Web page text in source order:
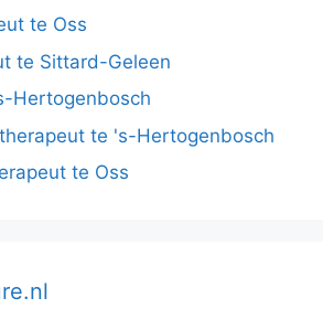
te Oss
te Sittard-Geleen
Hertogenbosch
te 's-Hertogenbosch
te Oss